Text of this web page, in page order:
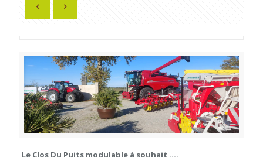
Le Clos Du Puits modulable à souhait ….